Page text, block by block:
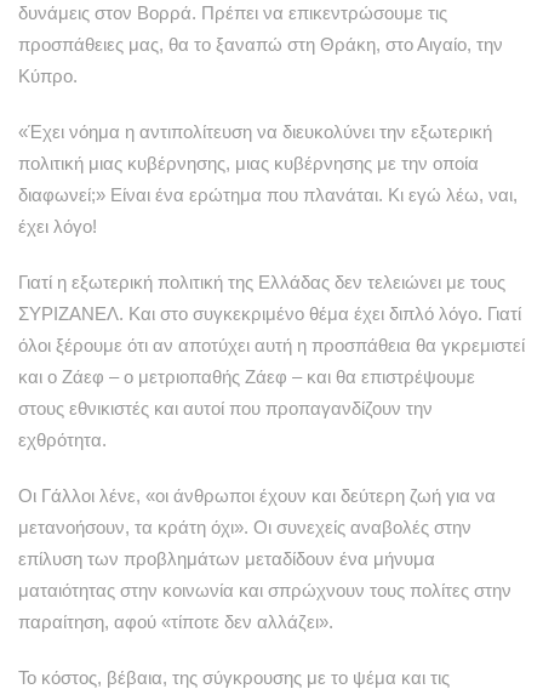
δυνάμεις στον Βορρά. Πρέπει να επικεντρώσουμε τις
προσπάθειες μας, θα το ξαναπώ στη Θράκη, στο Αιγαίο, την
Κύπρο.
«Έχει νόημα η αντιπολίτευση να διευκολύνει την εξωτερική
πολιτική μιας κυβέρνησης, μιας κυβέρνησης με την οποία
διαφωνεί;» Είναι ένα ερώτημα που πλανάται. Κι εγώ λέω, ναι,
έχει λόγο!
Γιατί η εξωτερική πολιτική της Ελλάδας δεν τελειώνει με τους
ΣΥΡΙΖΑΝΕΛ. Και στο συγκεκριμένο θέμα έχει διπλό λόγο. Γιατί
όλοι ξέρουμε ότι αν αποτύχει αυτή η προσπάθεια θα γκρεμιστεί
και ο Ζάεφ – ο μετριοπαθής Ζάεφ – και θα επιστρέψουμε
στους εθνικιστές και αυτοί που προπαγανδίζουν την
εχθρότητα.
Οι Γάλλοι λένε, «οι άνθρωποι έχουν και δεύτερη ζωή για να
μετανοήσουν, τα κράτη όχι». Οι συνεχείς αναβολές στην
επίλυση των προβλημάτων μεταδίδουν ένα μήνυμα
ματαιότητας στην κοινωνία και σπρώχνουν τους πολίτες στην
παραίτηση, αφού «τίποτε δεν αλλάζει».
Το κόστος, βέβαια, της σύγκρουσης με το ψέμα και τις